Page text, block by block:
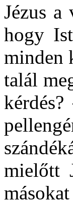
Jézus a
hogy
minden
talál
mielőtt